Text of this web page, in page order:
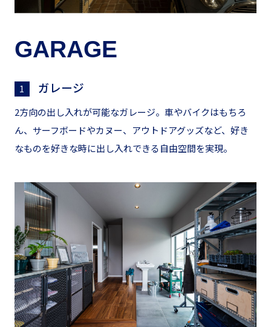
GARAGE
1 ガレージ
2方向の出し入れが可能なガレージ。車やバイクはもちろ
ん、サーフボードやカヌー、アウトドアグッズなど、好き
なものを好きな時に出し入れできる自由空間を実現。